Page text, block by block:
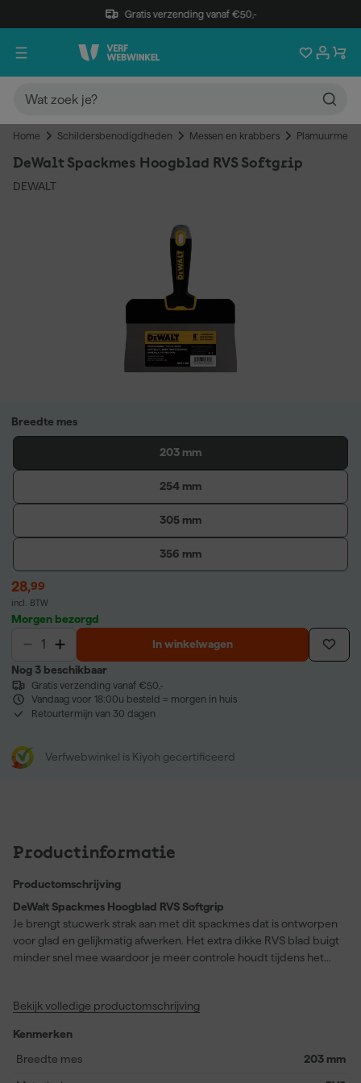
Gratis verzending vanaf €50,-
Home Schildersbenodigdheden Messen en krabbers
DeWalt Spackmes Hoogblad RVS Softgrip
DEWALT
Breedte mes
203 mm
254 mm
305 mm
356 mm
28,99
incl. BTW
Morgen bezorgd
In winkelwagen
Nog 3 beschikbaar
Gratis verzending vanaf €50,-
Vandaag voor 18:00u besteld = morgen in huis
Retourtermijn van 30 dagen
Verfwebwinkel is Kiyoh gecertificeerd
Productinformatie
Productomschrijving
DeWalt Spackmes Hoogblad RVS Softgrip
Je brengt stucwerk strak aan met dit spackmes dat is ontworpen
voor glad en gelijkmatig afwerken. Het extra dikke RVS blad buigt
minder snel mee waardoor je meer controle houdt tijdens het
handgreep ligt comfortabel in de hand en ondersteunt langdurig
structuur behoud je grip tijdens elke beweging bij
stukadoorswerk. De glasvezelversterkte kern zorgt voor extra
Bekijk volledige productomschrijving
Kenmerken
Breedte mes
203 mm